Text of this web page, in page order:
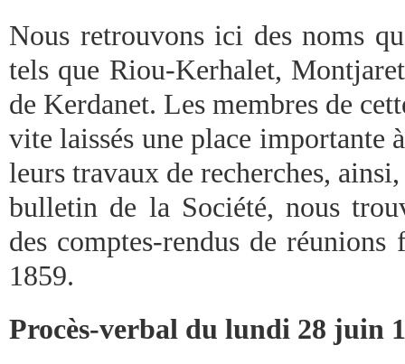
Nous retrouvons ici des noms
tels que Riou-Kerhalet,
de Kerdanet. Les membres de
vite laissés une place importante
leurs travaux de recherches,
bulletin de la Société, nous
des comptes-rendus de réunions
1859.
Procès-verbal du lundi 28 juin